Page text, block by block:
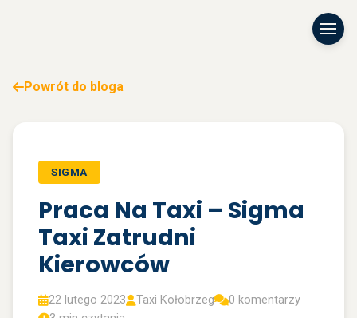
Powrót do bloga
SIGMA
Praca Na Taxi – Sigma
Taxi Zatrudni
Kierowców
22 lutego 2023 Taxi Kołobrzeg
0 komentarzy